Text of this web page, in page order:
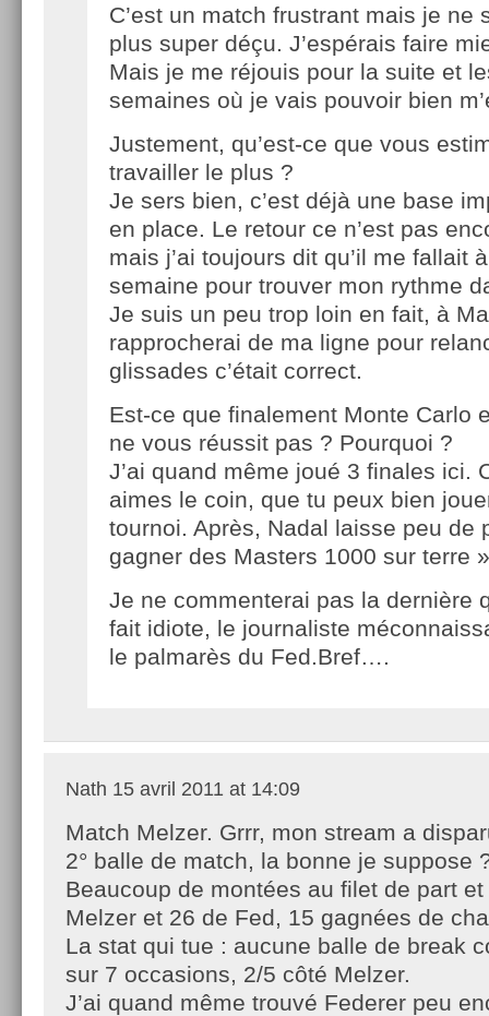
C’est un match frustrant mais je ne
plus super déçu. J’espérais faire
Mais je me réjouis pour la suite et
semaines où je vais pouvoir bien
Justement, qu’est-ce que vous
travailler le plus ?
Je sers bien, c’est déjà une base
en place. Le retour ce n’est pas
mais j’ai toujours dit qu’il me fallait
semaine pour trouver mon rythme
Je suis un peu trop loin en fait, à
rapprocherai de ma ligne pour
glissades c’était correct.
Est-ce que finalement Monte Carlo
ne vous réussit pas ? Pourquoi ?
J’ai quand même joué 3 finales ici.
aimes le coin, que tu peux bien
tournoi. Après, Nadal laisse peu de
gagner des Masters 1000 sur terre
Je ne commenterai pas la dernière
fait idiote, le journaliste
le palmarès du Fed.Bref….
Nath 15 avril 2011 at 14:09
Match Melzer. Grrr, mon stream a
2° balle de match, la bonne je suppose
Beaucoup de montées au filet de part et
Melzer et 26 de Fed, 15 gagnées de
La stat qui tue : aucune balle de break
sur 7 occasions, 2/5 côté Melzer.
J’ai quand même trouvé Federer peu